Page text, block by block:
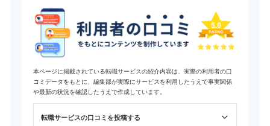
本ページに掲載されている転職サービスの紹介内容は、実際の利用者の口
コミデータをもとに、編集部が実際にサービスを利用したうえで事実関係
や最新の状況を確認したうえで作成しています。
転職サービスの口コミを投稿する